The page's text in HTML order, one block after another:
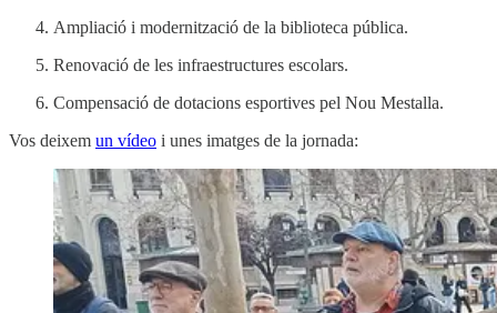
Ampliació i modernització de la biblioteca pública.
Renovació de les infraestructures escolars.
Compensació de dotacions esportives pel Nou Mestalla.
Vos deixem un vídeo i unes imatges de la jornada: